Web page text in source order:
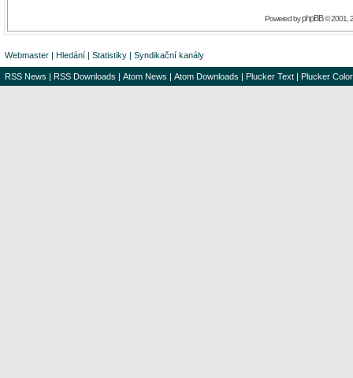
Powered byphpBB© 2001,
Webmaster | Hledání | Statistiky | Syndikační kanály
RSS News | RSS Downloads | Atom News | Atom Downloads | Plucker Text | Plucker Color